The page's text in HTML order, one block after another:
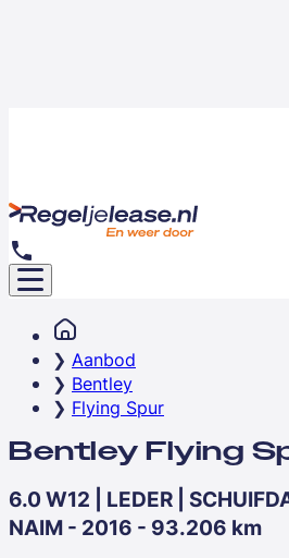
Aanbod
Bentley
Flying Spur
Bentley Flying
6.0 W12 | LEDER |
NAIM - 2016 - 93.206 km